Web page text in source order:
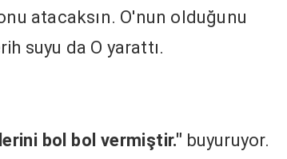
atacaksın. O'nun olduğunu
suyu da O yarattı.
bol bol vermiştir." buyuruyor.